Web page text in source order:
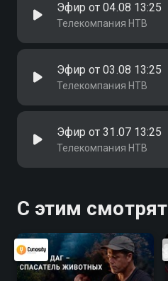
Эфир от 04.08 13:25
Телекомпания НТВ
Эфир от 03.08 13:25
Телекомпания НТВ
Эфир от 31.07 13:25
Телекомпания НТВ
С этим смотрят